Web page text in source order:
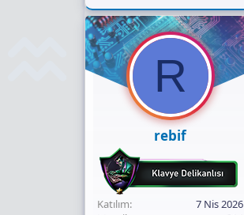
R
rebif
Katılım
7 Nis 2026